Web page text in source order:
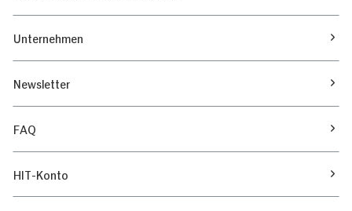
Unternehmen
Newsletter
FAQ
HIT-Konto